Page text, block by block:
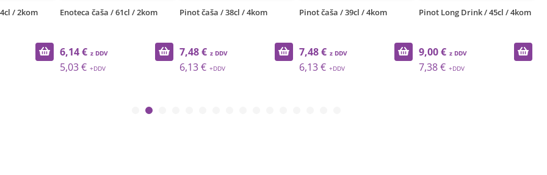
/ 2kom Enoteca čaša / 61cl / 2kom
6,14 €
5,03 €
Pinot čaša / 38cl / 4kom
7,48 €
6,13 €
Pinot čaša / 39cl / 4kom
7,48 €
6,13 €
Pinot Long Drink / 45cl / 4kom
9,00 €
7,38 €